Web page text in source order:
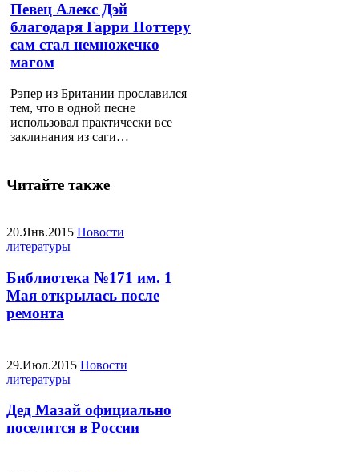
Певец Алекс Дэй
благодаря Гарри Поттеру
сам стал немножечко
магом
Рэпер из Британии прославился
тем, что в одной песне
использовал практически все
заклинания из саги…
Читайте также
20.Янв.2015 Новости
литературы
Библиотека №171 им. 1
Мая открылась после
ремонта
29.Июл.2015 Новости
литературы
Дед Мазай официально
поселится в России